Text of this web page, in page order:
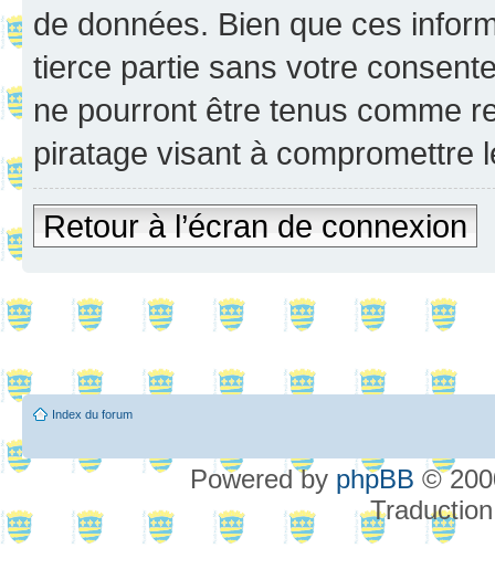
de données. Bien que ces
tierce partie sans votre
ne pourront être tenus comme
piratage visant à compromettre
Retour à l’écran de connexion
Index du forum
Powered by phpBB ©